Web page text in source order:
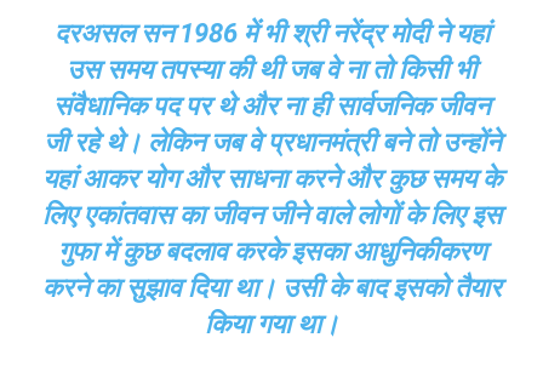
दरअसल सन 1986 में भी श्री नरेंद्र मोदी ने यहां
उस समय तपस्या की थी जब वे ना तो किसी भी
संवैधानिक पद पर थे और ना ही सार्वजनिक जीवन
जी रहे थे। लेकिन जब वे प्रधानमंत्री बने तो उन्होंने
यहां आकर योग और साधना करने और कुछ समय के
लिए एकांतवास का जीवन जीने वाले लोगों के लिए इस
गुफा में कुछ बदलाव करके इसका आधुनिकीकरण
करने का सुझाव दिया था। उसी के बाद इसको तैयार
किया गया था।